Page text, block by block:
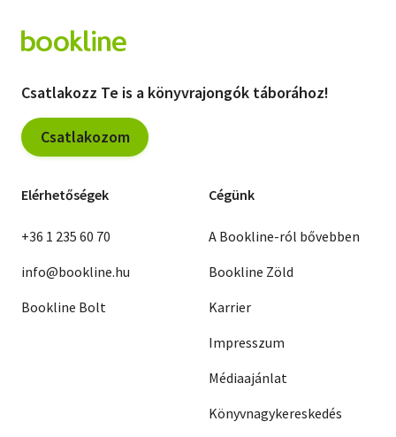
Csatlakozz Te is a könyvrajongók táborához!
Csatlakozom
Elérhetőségek
+36 1 235 60 70
info@bookline.hu
Bookline Bolt
Cégünk
A Bookline-ról bővebben
Bookline Zöld
Karrier
Impresszum
Médiaajánlat
Könyvnagykereskedés